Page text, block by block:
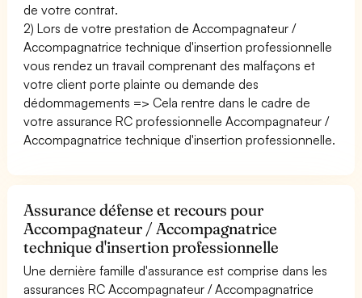
de votre contrat.
2) Lors de votre prestation de Accompagnateur /
Accompagnatrice technique d'insertion professionnelle
vous rendez un travail comprenant des malfaçons et
votre client porte plainte ou demande des
dédommagements => Cela rentre dans le cadre de
votre assurance RC professionnelle Accompagnateur /
Accompagnatrice technique d'insertion professionnelle.
Assurance défense et recours pour
Accompagnateur / Accompagnatrice
technique d'insertion professionnelle
Une dernière famille d'assurance est comprise dans les
assurances RC Accompagnateur / Accompagnatrice